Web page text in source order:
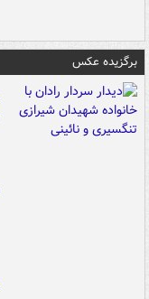
برگزیده عکس